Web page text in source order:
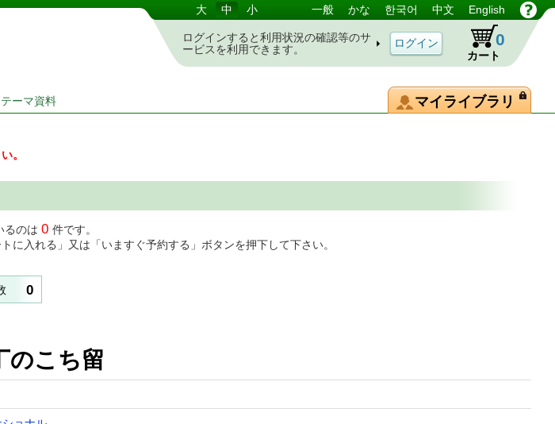
テム 大 中 小 一般 かな 한국어 中文 English
ログインすると利用状況の確認等のサ
ービスを利用できます。
カート
0
テーマ資料 マイライブラリ
。
るのは 0 件です。
に入れる」又は「いますぐ予約する」ボタンを押下して下さい。
0
丁のこち留